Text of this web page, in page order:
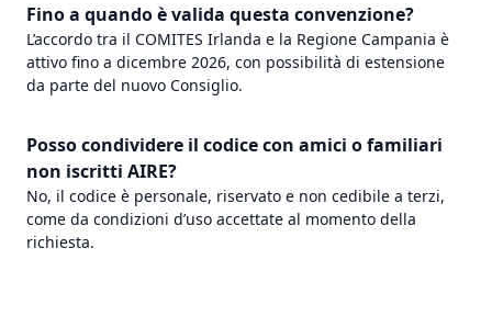
Fino a quando è valida questa convenzione?
L’accordo tra il COMITES Irlanda e la Regione Campania è
attivo fino a dicembre 2026, con possibilità di estensione
da parte del nuovo Consiglio.
Posso condividere il codice con amici o familiari
non iscritti AIRE?
No, il codice è personale, riservato e non cedibile a terzi,
come da condizioni d’uso accettate al momento della
richiesta.